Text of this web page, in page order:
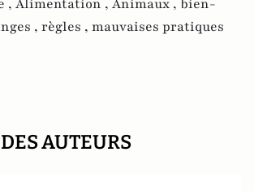
, Alimentation , Animaux , bien-
, règles , mauvaises pratiques
AUTEURS